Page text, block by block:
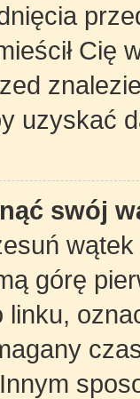
Cię
uzyskać
swój
górę